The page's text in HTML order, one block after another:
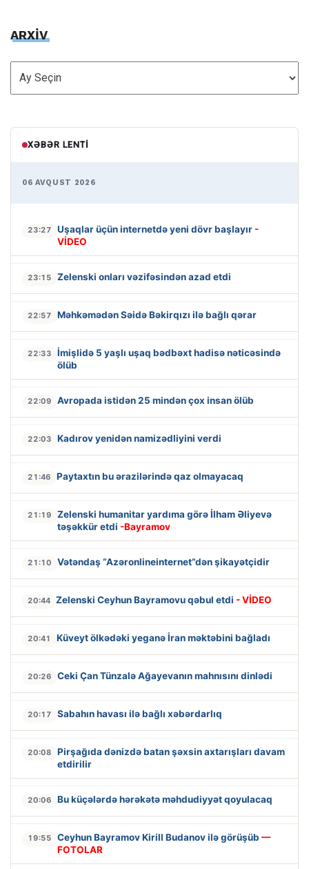
ARXİV
ARXİV
XƏBƏR LENTI
06 AVQUST 2026
23:27 Uşaqlar üçün internetdə yeni dövr başlayır -
VİDEO
23:15 Zelenski onları vəzifəsindən azad etdi
22:57 Məhkəmədən Səidə Bəkirqızı ilə bağlı qərar
22:33
İmişlidə 5 yaşlı uşaq bədbəxt hadisə nəticəsində
ölüb
22:09 Avropada istidən 25 mindən çox insan ölüb
22:03 Kadırov yenidən namizədliyini verdi
21:46 Paytaxtın bu ərazilərində qaz olmayacaq
21:19
Zelenski humanitar yardıma görə İlham Əliyevə
təşəkkür etdi -Bayramov
21:10 Vətəndaş “Azəronlineinternet”dən şikayətçidir
20:44 Zelenski Ceyhun Bayramovu qəbul etdi - VİDEO
20:41 Küveyt ölkədəki yeganə İran məktəbini bağladı
20:26 Ceki Çan Tünzalə Ağayevanın mahnısını dinlədi
20:17 Sabahın havası ilə bağlı xəbərdarlıq
20:08
Pirşağıda dənizdə batan şəxsin axtarışları davam
etdirilir
20:06 Bu küçələrdə hərəkətə məhdudiyyət qoyulacaq
19:55 Ceyhun Bayramov Kirill Budanov ilə görüşüb —
FOTOLAR